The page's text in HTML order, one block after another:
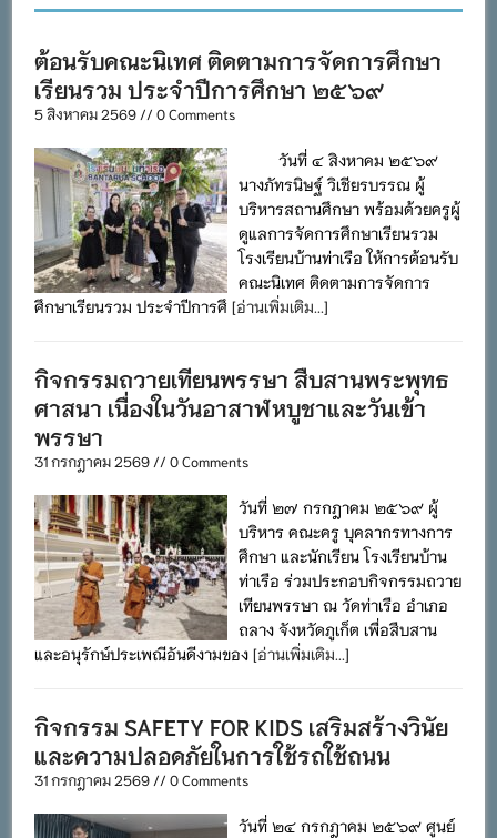
พระชนมพรรษา พระบาทสมเด็จพระเจ้าอยู่หัว ๒๘
กิจกรรมถวายเทียนพรรษา สืบสานพระพุทธศาสนา
เนื่องในวันอาสาฬหบูชาและวันเข้าพรรษา
ความปลอดภัยในการใช้รถใช้ถนน
ต้อนรับคณะนิเทศ ติดตามการจัดการศึกษา
เรียนรวม ประจำปีการศึกษา ๒๕๖๙
5 สิงหาคม 2569 // 0 Comments
วันที่ ๔ สิงหาคม ๒๕๖๙
นางภัทรนิษฐ์ วิเชียรบรรณ ผู้
บริหารสถานศึกษา พร้อมด้วยครูผู้
ดูแลการจัดการศึกษาเรียนรวม
โรงเรียนบ้านท่าเรือ ให้การต้อนรับ
คณะนิเทศ ติดตามการจัดการ
ศึกษาเรียนรวม ประจำปีการศึ[อ่านเพิ่มเติม...]
กิจกรรมถวายเทียนพรรษา สืบสานพระพุทธ
ศาสนา เนื่องในวันอาสาฬหบูชาและวันเข้า
พรรษา
31 กรกฎาคม 2569 // 0 Comments
วันที่ ๒๗ กรกฎาคม ๒๕๖๙ ผู้
บริหาร คณะครู บุคลากรทางการ
ศึกษา และนักเรียน โรงเรียนบ้าน
ท่าเรือ ร่วมประกอบกิจกรรมถวาย
เทียนพรรษา ณ วัดท่าเรือ อำเภอ
ถลาง จังหวัดภูเก็ต เพื่อสืบสาน
และอนุรักษ์ประเพณีอันดีงามของ[อ่านเพิ่มเติม...]
กิจกรรม SAFETY FOR KIDS เสริมสร้างวินัย
และความปลอดภัยในการใช้รถใช้ถนน
31 กรกฎาคม 2569 // 0 Comments
วันที่ ๒๔ กรกฎาคม ๒๕๖๙ ศูนย์